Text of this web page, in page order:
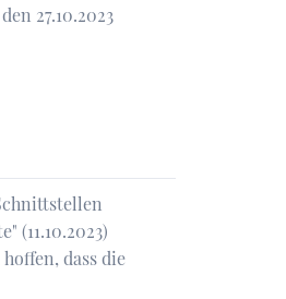
27.10.2023
(11.10.2023)
dass die